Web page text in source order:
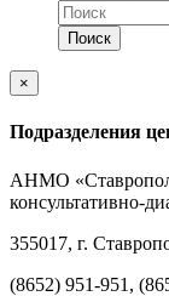
×
Подразделения
АНМО
консультативно-
355017, г.
(8652) 951-951,